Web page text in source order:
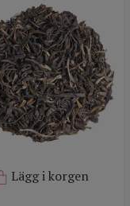
Lägg i korgen